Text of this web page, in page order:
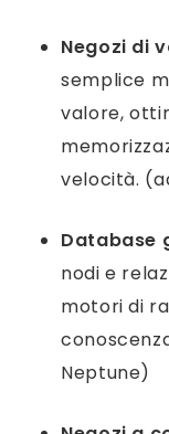
Negozi di
semplice
valore,
velocità.
Database
nodi e
motori di
Neptune)